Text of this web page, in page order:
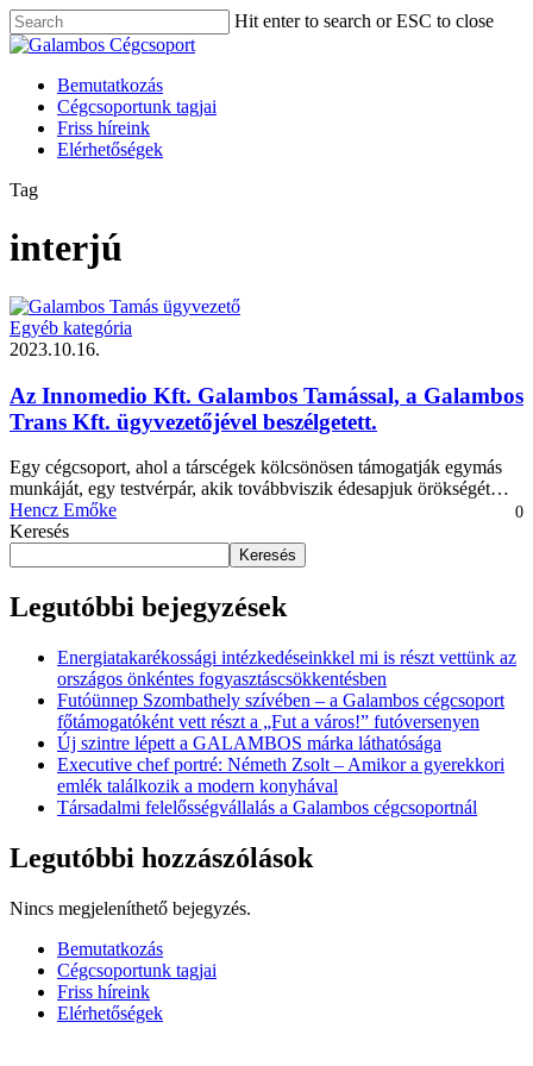
Skip
to
content
Hit enter to search or ESC to close
Close
Menu
Bemutatkozás
Cégcsoportunk tagjai
Friss híreink
Elérhetőségek
Tag
interjú
Egyéb kategória
2023.10.16.
Az Innomedio Kft. Galambos Tamással, a Galambos
Trans Kft. ügyvezetőjével beszélgetett.
Egy cégcsoport, ahol a társcégek kölcsönösen támogatják egymás
munkáját, egy testvérpár, akik továbbviszik édesapjuk örökségét…
Hencz Emőke
0
Keresés
Keresés
Legutóbbi bejegyzések
Energiatakarékossági intézkedéseinkkel mi is részt vettünk az
országos önkéntes fogyasztáscsökkentésben
Futóünnep Szombathely szívében – a Galambos cégcsoport
főtámogatóként vett részt a „Fut a város!” futóversenyen
Új szintre lépett a GALAMBOS márka láthatósága
Executive chef portré: Németh Zsolt – Amikor a gyerekkori
emlék találkozik a modern konyhával
Társadalmi felelősségvállalás a Galambos cégcsoportnál
Legutóbbi hozzászólások
Nincs megjeleníthető bejegyzés.
Close
Menu
Bemutatkozás
Cégcsoportunk tagjai
Friss híreink
Elérhetőségek